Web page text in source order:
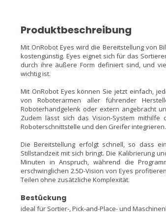
Produktbeschreibung
Mit OnRobot Eyes wird die Bereitstellung von
kostengünstig. Eyes eignet sich für das
durch ihre äußere Form definiert sind, und
wichtig ist.
Mit OnRobot Eyes können Sie jetzt einfach,
von Roboterarmen aller führender
Roboterhandgelenk oder extern angebracht
Zudem lässt sich das Vision-System mithilfe
Roboterschnittstelle und den Greifer integrieren.
Die Bereitstellung erfolgt schnell, so dass
Stillstandzeit mit sich bringt. Die Kalibrierung
Minuten in Anspruch, während die
erschwinglichen 2.5D-Vision von Eyes
Teilen ohne zusätzliche Komplexität.
Bestückung
ideal für Sortier-, Pick-and-Place- und